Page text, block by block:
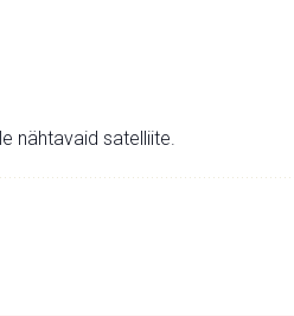
nähtavaid satelliite.